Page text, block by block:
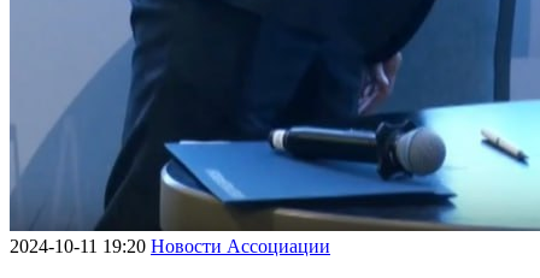
2024-10-11 19:20 Новости Ассоциации